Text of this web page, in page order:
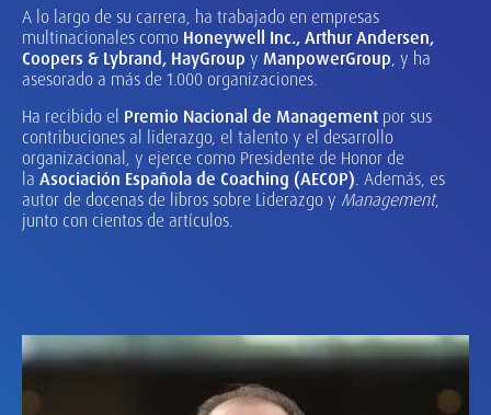
A lo largo de su carrera, ha trabajado en empresas
multinacionales como Honeywell Inc., Arthur Andersen,
Coopers & Lybrand, HayGroup y ManpowerGroup, y ha
asesorado a más de 1.000 organizaciones.
Ha recibido el Premio Nacional de Management por sus
contribuciones al liderazgo, el talento y el desarrollo
organizacional, y ejerce como Presidente de Honor de
la Asociación Española de Coaching (AECOP). Además, es
autor de docenas de libros sobre Liderazgo y Management,
junto con cientos de artículos.